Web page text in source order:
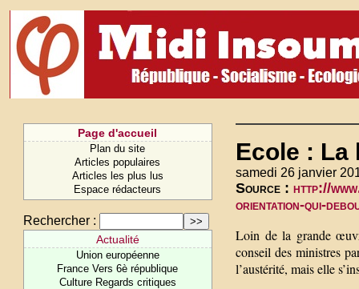
Page d'accueil
Plan du site
Articles populaires
Articles les plus lus
Espace rédacteurs
Rechercher :
Actualité
Union européenne
France Vers 6è république
Culture Regards critiques
Ecole : La
samedi 26 janvier
Source : http://
orientation-qui-
Loin de la grande
conseil des ministres
l’austérité, mais elle